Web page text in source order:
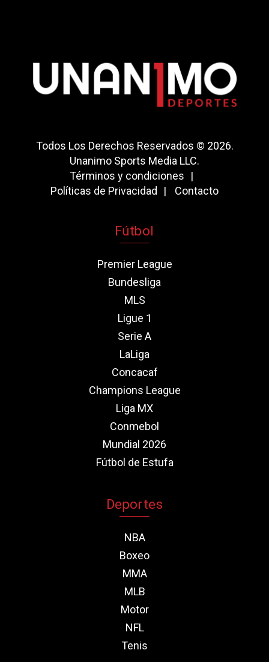
Todos Los Derechos Reservados © 2026.
Unanimo Sports Media LLC.
Términos y condiciones
Políticas de Privacidad
Contacto
Fútbol
Premier League
Bundesliga
MLS
Ligue 1
Serie A
LaLiga
Concacaf
Champions League
Liga MX
Conmebol
Mundial 2026
Fútbol de Estufa
Deportes
NBA
Boxeo
MMA
MLB
Motor
NFL
Tenis